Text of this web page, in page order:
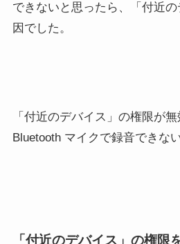
できないと思ったら、「付近
因でした。
「付近のデバイス」の権限が
Bluetooth マイクで録音できな
「付近のデバイス」の権限